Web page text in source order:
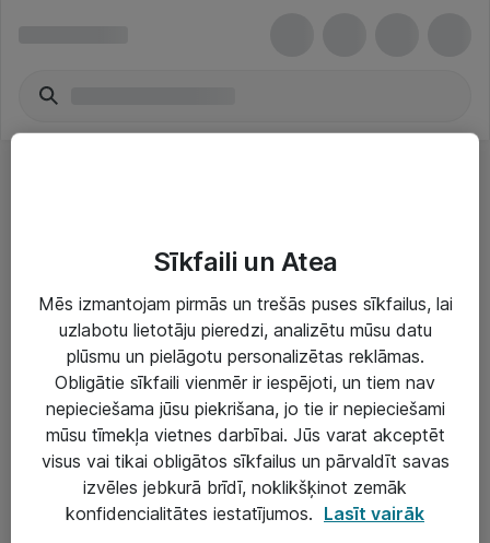
Risinājumi & Pakalpojumi
IT serviss un atbalsts
IT infrastruktūra
Darba vietu IT risinājumi
Sīkfaili un Atea
Mēs izmantojam pirmās un trešās puses sīkfailus, lai
uzlabotu lietotāju pieredzi, analizētu mūsu datu
plūsmu un pielāgotu personalizētas reklāmas.
Obligātie sīkfaili vienmēr ir iespējoti, un tiem nav
nepieciešama jūsu piekrišana, jo tie ir nepieciešami
mūsu tīmekļa vietnes darbībai. Jūs varat akceptēt
visus vai tikai obligātos sīkfailus un pārvaldīt savas
izvēles jebkurā brīdī, noklikšķinot zemāk
konfidencialitātes iestatījumos. Lasīt vairāk